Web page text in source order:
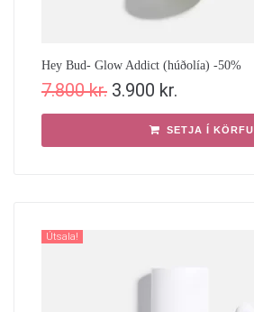
Hey Bud- Glow Addict (húðolía) -50%
7.800kr. 3.900 kr.
SETJA Í KÖRFU
Útsala!